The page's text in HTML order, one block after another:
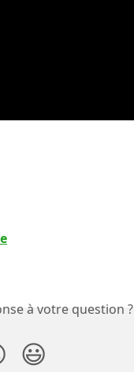
à votre question ?
😃